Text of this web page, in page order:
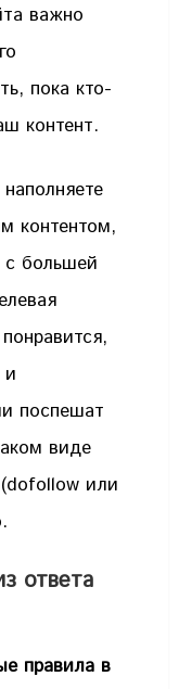
важно
пока кто-
контент.
контентом,
с большей
и
поспешат
виде
или
ответа
правила в